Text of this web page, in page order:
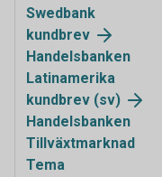
Swedbank
kundbrev
Handelsbanken
Latinamerika
kundbrev (sv)
Handelsbanken
Tillväxtmarknad
Tema